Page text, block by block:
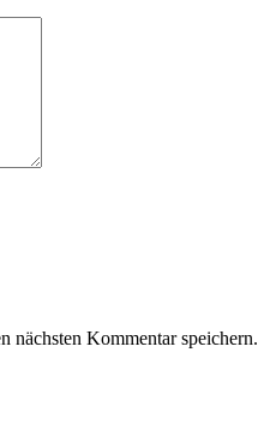
nächsten Kommentar speichern.